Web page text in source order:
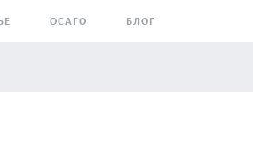
ОСАГО БЛОГ